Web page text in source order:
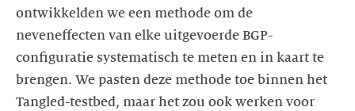
ontwikkelden we een methode om de
neveneffecten van elke uitgevoerde BGP-
configuratie systematisch te meten en in kaart te
brengen. We pasten deze methode toe binnen het
Tangled-testbed, maar het zou ook werken voor